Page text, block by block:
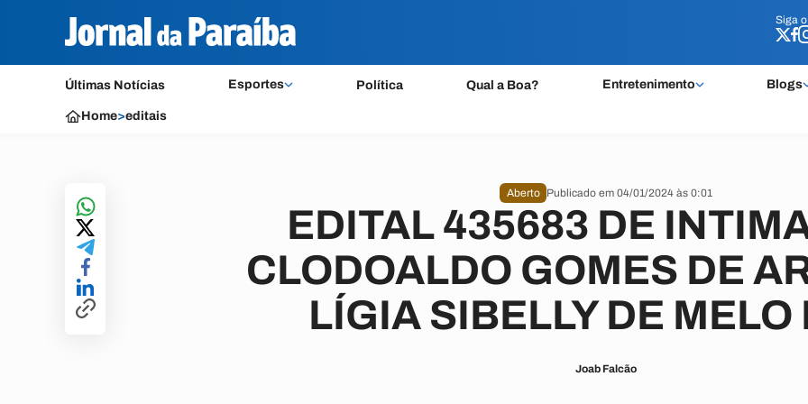
Siga o
Últimas Notícias Esportes Política Qual a Boa? Entretenimento Blogs
Siga o
Home>editais
Aberto Publicado em 04/01/2024 às 0:01
EDITAL 435683 DE
CLODOALDO GOMES DE
LÍGIA SIBELLY DE MELO
Joab Falcão